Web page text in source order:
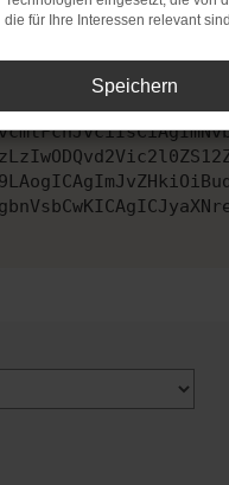
Schritte versucht hast,
die für Ihre Interessen relevant
Speichern